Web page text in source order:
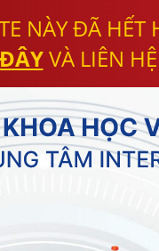
NÀY ĐÃ HẾT
VÀ LIÊN